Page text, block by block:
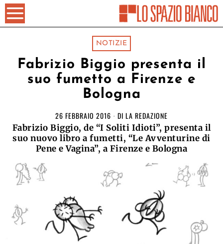
NOTIZIE
Fabrizio Biggio presenta il
suo fumetto a Firenze e
Bologna
26 FEBBRAIO 2016 DI LA REDAZIONE
Fabrizio Biggio, de “I Soliti Idioti”, presenta il
suo nuovo libro a fumetti, “Le Avventurine di
Pene e Vagina”, a Firenze e Bologna